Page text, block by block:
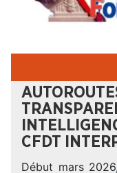
CFDT
Début mars